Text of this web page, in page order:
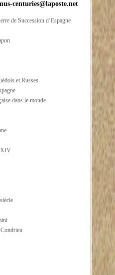
de Succession d’Espagne
et Russes
dans le monde
XIV
centuries@laposte.net